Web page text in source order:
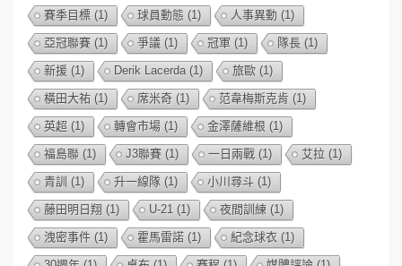
賽季目標 (1) 球員動態 (1) 人事異動 (1)
亞冠聯賽 (1) 爭議 (1) 冠軍 (1) 隊長 (1)
新援 (1) Derik Lacerda (1) 旅歐 (1)
橫田大祐 (1) 席米奇 (1) 范韋梅斯克肯 (1)
英超 (1) 轉會市場 (1) 金澤薩維根 (1)
福島聯 (1) J3聯賽 (1) 一日兩戰 (1) 艾拉 (1)
青訓 (1) 升一線隊 (1) 小川尋斗 (1)
藤田明日翔 (1) U-21 (1) 夜間訓練 (1)
洩密事件 (1) 霍馬雷諾 (1) 紀念球衣 (1)